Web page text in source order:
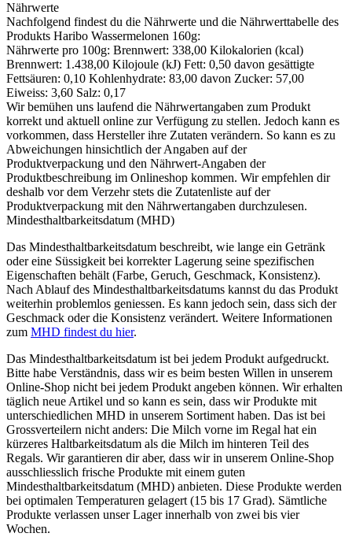
Nährwerte
Nachfolgend findest du die Nährwerte und die Nährwerttabelle des
Produkts Haribo Wassermelonen 160g:
Nährwerte pro 100g: Brennwert: 338,00 Kilokalorien (kcal)
Brennwert: 1.438,00 Kilojoule (kJ) Fett: 0,50 davon gesättigte
Fettsäuren: 0,10 Kohlenhydrate: 83,00 davon Zucker: 57,00
Eiweiss: 3,60 Salz: 0,17
Wir bemühen uns laufend die Nährwertangaben zum Produkt
korrekt und aktuell online zur Verfügung zu stellen. Jedoch kann es
vorkommen, dass Hersteller ihre Zutaten verändern. So kann es zu
Abweichungen hinsichtlich der Angaben auf der
Produktverpackung und den Nährwert-Angaben der
Produktbeschreibung im Onlineshop kommen. Wir empfehlen dir
deshalb vor dem Verzehr stets die Zutatenliste auf der
Produktverpackung mit den Nährwertangaben durchzulesen.
Mindesthaltbarkeitsdatum (MHD)
Das Mindesthaltbarkeitsdatum beschreibt, wie lange ein Getränk
oder eine Süssigkeit bei korrekter Lagerung seine spezifischen
Eigenschaften behält (Farbe, Geruch, Geschmack, Konsistenz).
Nach Ablauf des Mindesthaltbarkeitsdatums kannst du das Produkt
weiterhin problemlos geniessen. Es kann jedoch sein, dass sich der
Geschmack oder die Konsistenz verändert. Weitere Informationen
zum MHD findest du hier.
Das Mindesthaltbarkeitsdatum ist bei jedem Produkt aufgedruckt.
Bitte habe Verständnis, dass wir es beim besten Willen in unserem
Online-Shop nicht bei jedem Produkt angeben können. Wir erhalten
täglich neue Artikel und so kann es sein, dass wir Produkte mit
unterschiedlichen MHD in unserem Sortiment haben. Das ist bei
Grossverteilern nicht anders: Die Milch vorne im Regal hat ein
kürzeres Haltbarkeitsdatum als die Milch im hinteren Teil des
Regals. Wir garantieren dir aber, dass wir in unserem Online-Shop
ausschliesslich frische Produkte mit einem guten
Mindesthaltbarkeitsdatum (MHD) anbieten. Diese Produkte werden
bei optimalen Temperaturen gelagert (15 bis 17 Grad). Sämtliche
Produkte verlassen unser Lager innerhalb von zwei bis vier
Wochen.